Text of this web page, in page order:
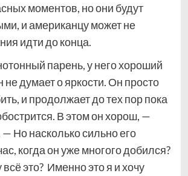
моментов, но они будут
и американцу может не
идти до конца.
парень, у него хороший
не думает о яркости. Он просто
и продолжает до тех пор пока
В этом он хорош, —
Но насколько сильно его
когда он уже многого добился?
это? Именно это я и хочу